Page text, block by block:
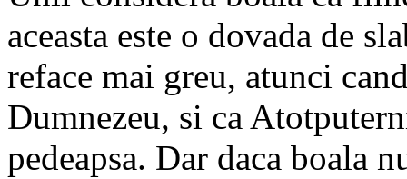
aceasta este o dovada de
reface mai greu, atunci
Dumnezeu, si ca
pedeapsa. Dar daca boala